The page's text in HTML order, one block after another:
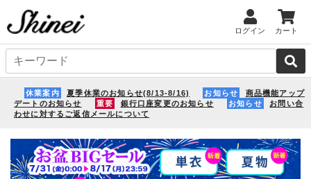
ログイン カート
休業案内 夏季休業のお知らせ(8/13-8/16) お知らせ
商品機能アップ
デートのお知らせ
重要 銀行口座変更のお知らせ お知らせ
お問い合
わせに対するご返信メールについて